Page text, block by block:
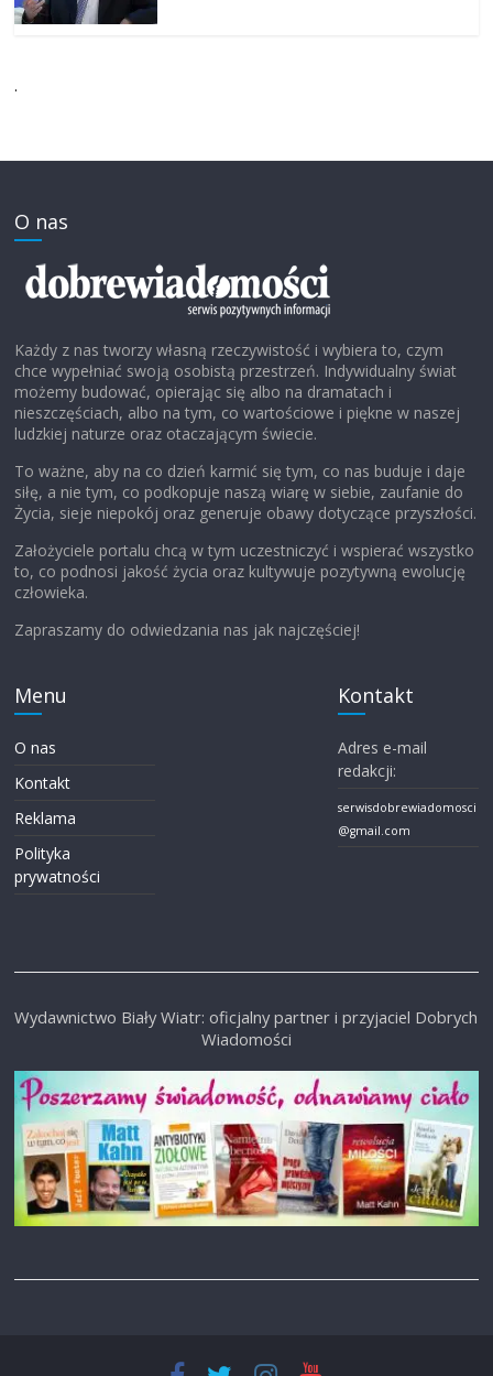
.
O nas
Każdy z nas tworzy własną rzeczywistość i wybiera to, czym
chce wypełniać swoją osobistą przestrzeń. Indywidualny świat
możemy budować, opierając się albo na dramatach i
nieszczęściach, albo na tym, co wartościowe i piękne w naszej
ludzkiej naturze oraz otaczającym świecie.
To ważne, aby na co dzień karmić się tym, co nas buduje i daje
siłę, a nie tym, co podkopuje naszą wiarę w siebie, zaufanie do
Życia, sieje niepokój oraz generuje obawy dotyczące przyszłości.
Założyciele portalu chcą w tym uczestniczyć i wspierać wszystko
to, co podnosi jakość życia oraz kultywuje pozytywną ewolucję
człowieka.
Zapraszamy do odwiedzania nas jak najczęściej!
Menu
O nas
Kontakt
Reklama
Polityka
prywatności
Kontakt
Adres e-mail
redakcji:
serwisdobrewiadomosci
@gmail.com
Wydawnictwo Biały Wiatr: oficjalny partner i przyjaciel Dobrych
Wiadomości